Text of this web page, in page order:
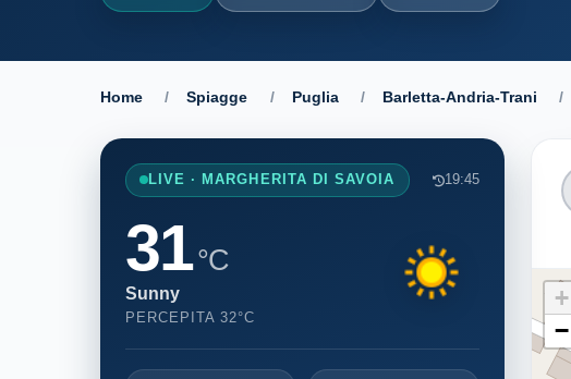
Home / Spiagge / Puglia / Barletta-Andria-Trani /
+
−
LIVE · MARGHERITA DI SAVOIA 19:45
31°C
Sunny
PERCEPITA 32°C